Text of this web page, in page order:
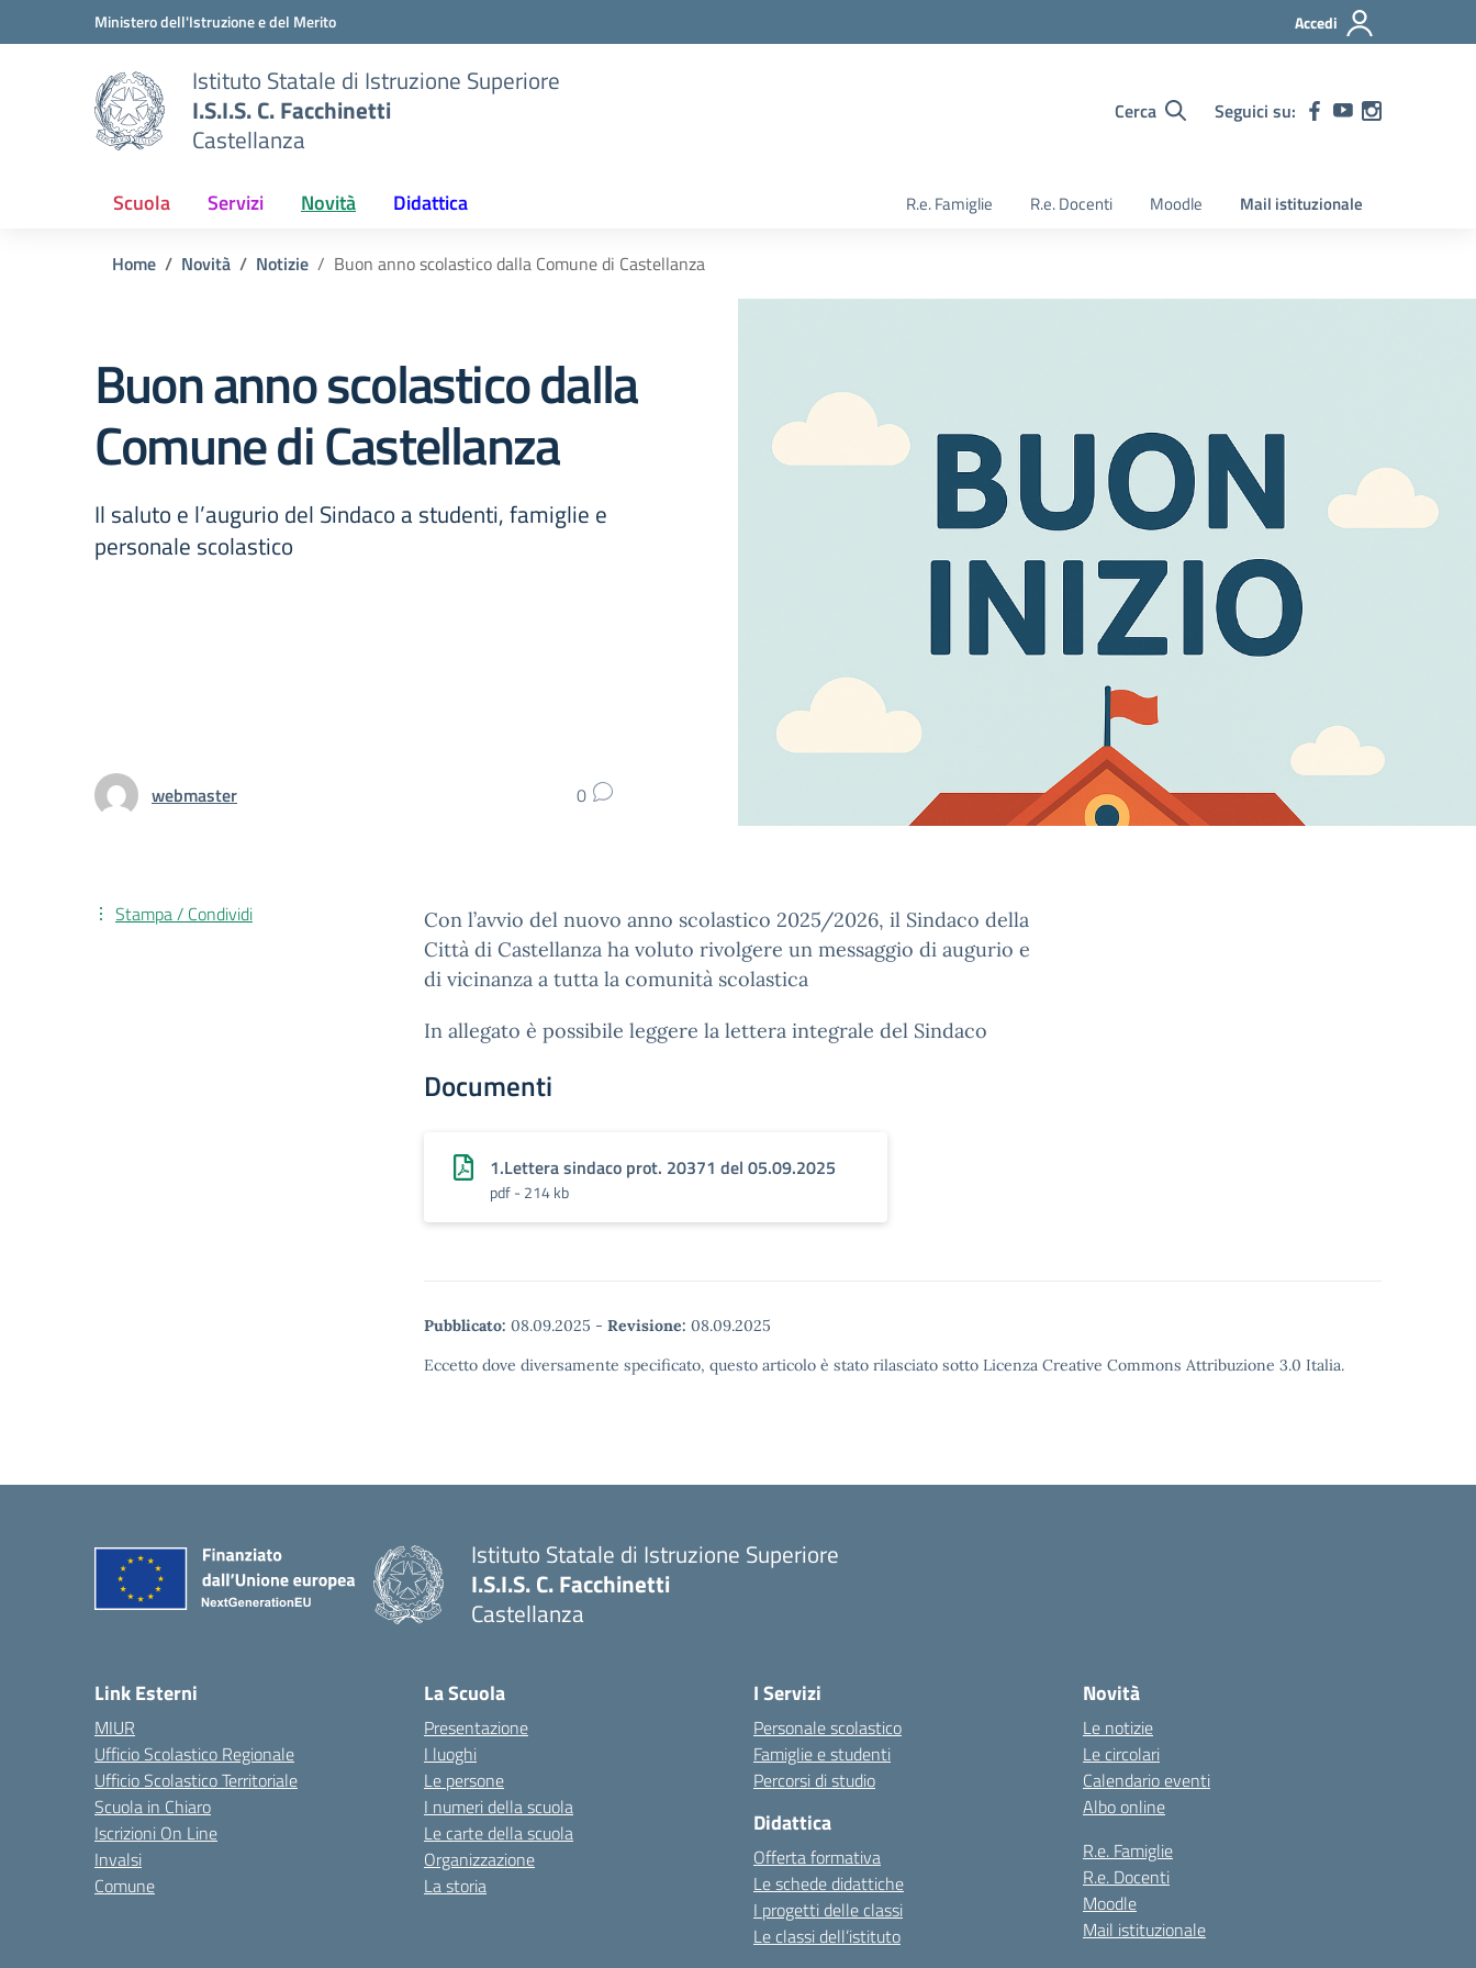
Vai ai contenuti
Vai al menu di navigazioneMinistero dell'Istruzione e del Merito Accedi
Istituto Statale di Istruzione Superiore
I.S.I.S. C. Facchinetti
Castellanza
Cerca Seguici su:
Scuola Servizi Novità Didattica R.e. Famiglie R.e. Docenti Moodle Mail istituzionale
Home Novità Notizie Buon anno scolastico dalla Comune di Castellanza
Buon anno scolastico dalla
Comune di Castellanza
Il saluto e l’augurio del Sindaco a studenti, famiglie e
personale scolastico
webmaster 0
Con l’avvio del nuovo anno scolastico 2025/2026, il Sindaco della
Città di Castellanza ha voluto rivolgere un messaggio di augurio e
di vicinanza a tutta la comunità scolastica
In allegato è possibile leggere la lettera integrale del Sindaco
Documenti
1.Lettera sindaco prot. 20371 del 05.09.2025
pdf - 214 kb
Pubblicato: 08.09.2025 - Revisione: 08.09.2025
Eccetto dove diversamente specificato, questo articolo è stato rilasciato sotto Licenza Creative Commons Attribuzione 3.0 Italia.
Stampa / Condividi
Istituto Statale di Istruzione Superiore
I.S.I.S. C. Facchinetti
Castellanza
Link Esterni
MIUR
Ufficio Scolastico Regionale
Ufficio Scolastico Territoriale
Scuola in Chiaro
Iscrizioni On Line
Invalsi
Comune
La Scuola
Presentazione
I luoghi
Le persone
I numeri della scuola
Le carte della scuola
Organizzazione
La storia
I Servizi
Personale scolastico
Famiglie e studenti
Percorsi di studio
Didattica
Offerta formativa
Le schede didattiche
I progetti delle classi
Le classi dell’istituto
Novità
Le notizie
Le circolari
Calendario eventi
Albo online
R.e. Famiglie
R.e. Docenti
Moodle
Mail istituzionale